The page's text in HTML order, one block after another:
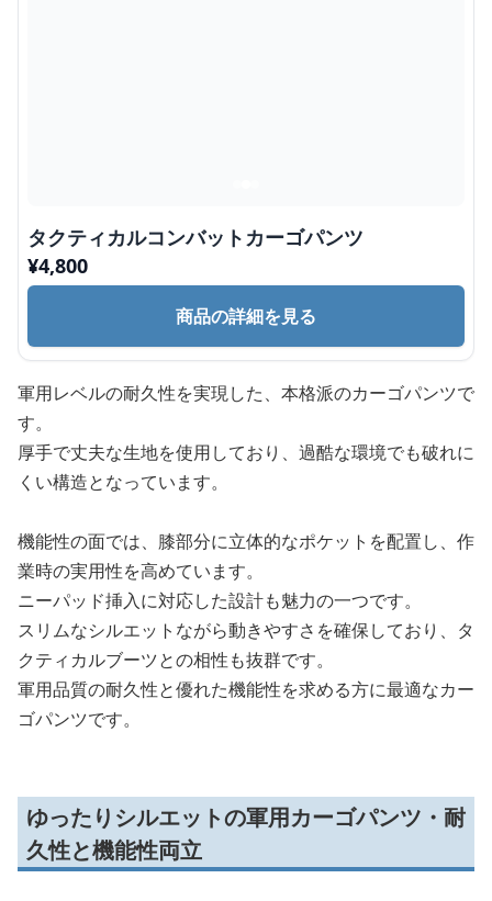
タクティカルコンバットカーゴパンツ
¥4,800
商品の詳細を見る
軍用レベルの耐久性を実現した、本格派のカーゴパンツで
す。
厚手で丈夫な生地を使用しており、過酷な環境でも破れに
くい構造となっています。
機能性の面では、膝部分に立体的なポケットを配置し、作
業時の実用性を高めています。
ニーパッド挿入に対応した設計も魅力の一つです。
スリムなシルエットながら動きやすさを確保しており、タ
クティカルブーツとの相性も抜群です。
軍用品質の耐久性と優れた機能性を求める方に最適なカー
ゴパンツです。
ゆったりシルエットの軍用カーゴパンツ・耐
久性と機能性両立